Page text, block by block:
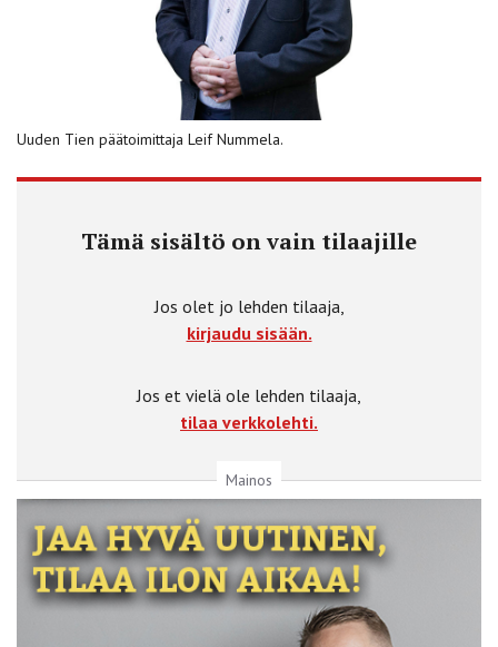
Uuden Tien päätoimittaja Leif Nummela.
Tämä sisältö on vain tilaajille
Jos olet jo lehden tilaaja,
kirjaudu sisään.
Jos et vielä ole lehden tilaaja,
tilaa verkkolehti.
Mainos